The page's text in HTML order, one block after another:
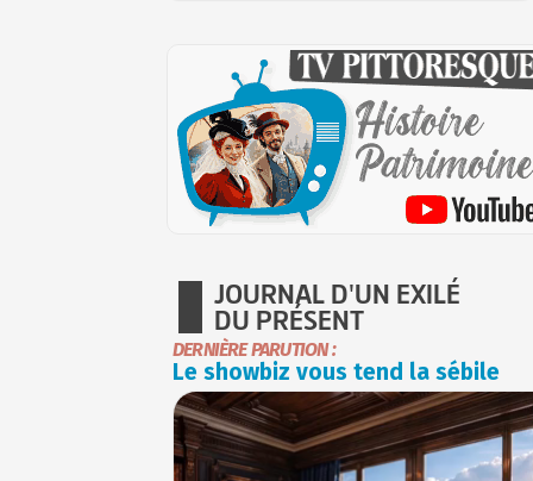
JOURNAL D'UN EXILÉ
DU PRÉSENT
DERNIÈRE PARUTION :
Le showbiz vous tend la sébile